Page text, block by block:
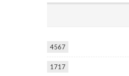
4567
1717